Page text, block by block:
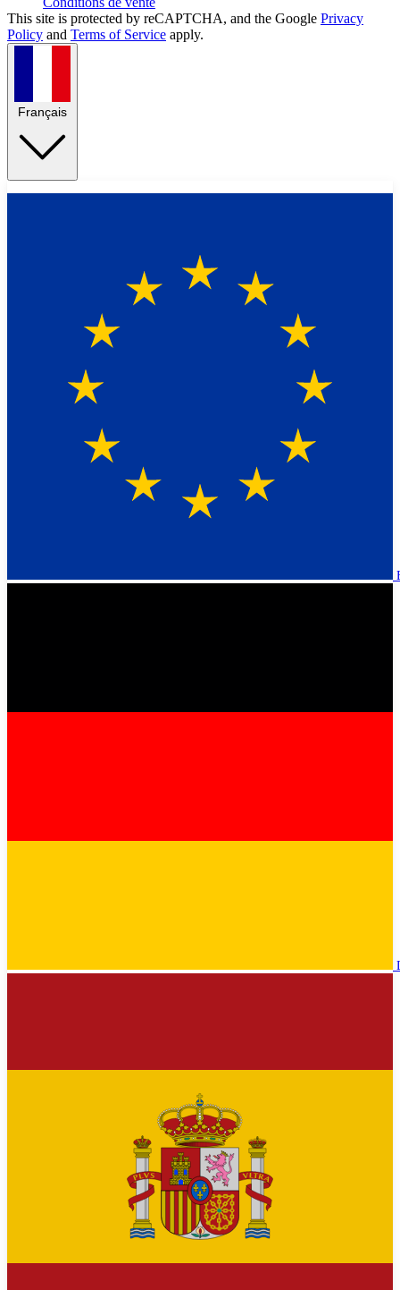
This site is protected by reCAPTCHA, and the Google Privacy
Policy and Terms of Service apply.
Français